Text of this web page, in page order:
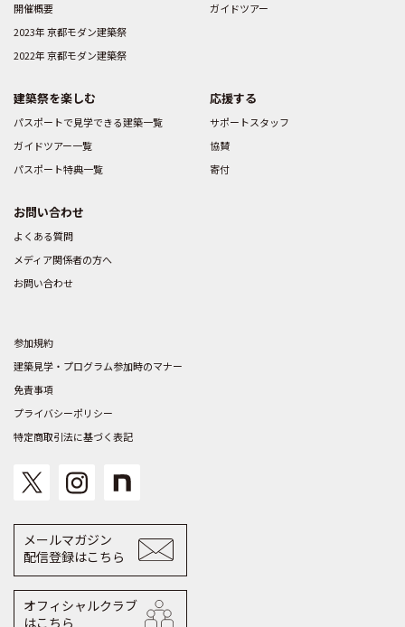
開催概要
2023年 京都モダン建築祭
2022年 京都モダン建築祭
ガイドツアー
建築祭を楽しむ
パスポートで見学できる建築一覧
ガイドツアー一覧
パスポート特典一覧
応援する
サポートスタッフ
協賛
寄付
お問い合わせ
よくある質問
メディア関係者の方へ
お問い合わせ
参加規約
建築見学・プログラム参加時のマナー
免責事項
プライバシーポリシー
特定商取引法に基づく表記
メールマガジン
配信登録はこちら
オフィシャルクラブ
はこちら